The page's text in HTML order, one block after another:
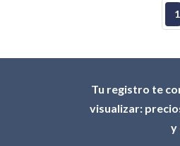
1
Tu registro te
visualizar:
y